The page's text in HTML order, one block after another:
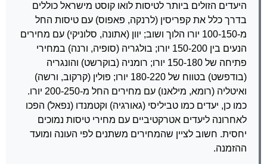
היעדים הזולים ביותר לטיסות לואו קוסט מישראל כוללים
בדרך כלל את קפריסין (לרנקה, פאפוס) עם טיסות החל
מ-100-150 יורו הלוך ושוב; יוון (אתונה, סלוניקי) עם מחירים
הנעים בין 150-200 יורו; בולגריה (סופיה, ורנה) במחירי
פתיחה של 150-180 יורו; רומניה (בוקרשט) והונגריה
(בודפשט) בטווח של 180-220 יורו; פולין (קרקוב, ורשה)
ואיטליה (רומא, מילאנו) עם מחירים החל מ-200-250 יורו.
כמו כן, יעדים כמו טביליסי (גאורגיה) וקטמנדו (נפאל) הפכו
לאחרונה ליעדים אטרקטיביים עם מחירי טיסות נמוכים
יחסית. חשוב לציין שהמחירים משתנים לפי העונה ומועד
ההזמנה.